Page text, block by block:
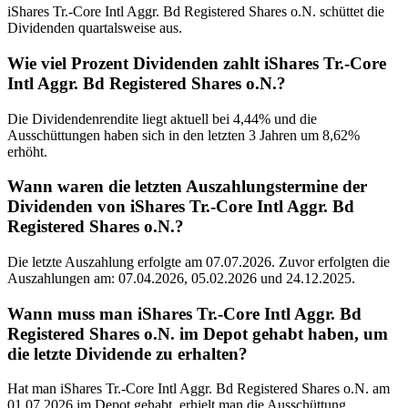
iShares Tr.-Core Intl Aggr. Bd Registered Shares o.N. schüttet die
Dividenden quartalsweise aus.
Wie viel Prozent Dividenden zahlt iShares Tr.-Core
Intl Aggr. Bd Registered Shares o.N.?
Die Dividendenrendite liegt aktuell bei 4,44% und die
Ausschüttungen haben sich in den letzten 3 Jahren um 8,62%
erhöht.
Wann waren die letzten Auszahlungstermine der
Dividenden von iShares Tr.-Core Intl Aggr. Bd
Registered Shares o.N.?
Die letzte Auszahlung erfolgte am 07.07.2026. Zuvor erfolgten die
Auszahlungen am: 07.04.2026, 05.02.2026 und 24.12.2025.
Wann muss man iShares Tr.-Core Intl Aggr. Bd
Registered Shares o.N. im Depot gehabt haben, um
die letzte Dividende zu erhalten?
Hat man iShares Tr.-Core Intl Aggr. Bd Registered Shares o.N. am